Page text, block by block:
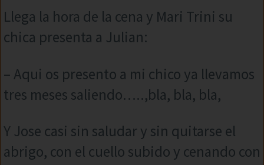
Llega la hora de la cena y Mari Trini su
chica presenta a Julian:
– Aqui os presento a mi chico ya llevamos
tres meses saliendo…..,bla, bla, bla,
Y Jose casi sin saludar y sin quitarse el
abrigo, con el cuello subido y cenando con